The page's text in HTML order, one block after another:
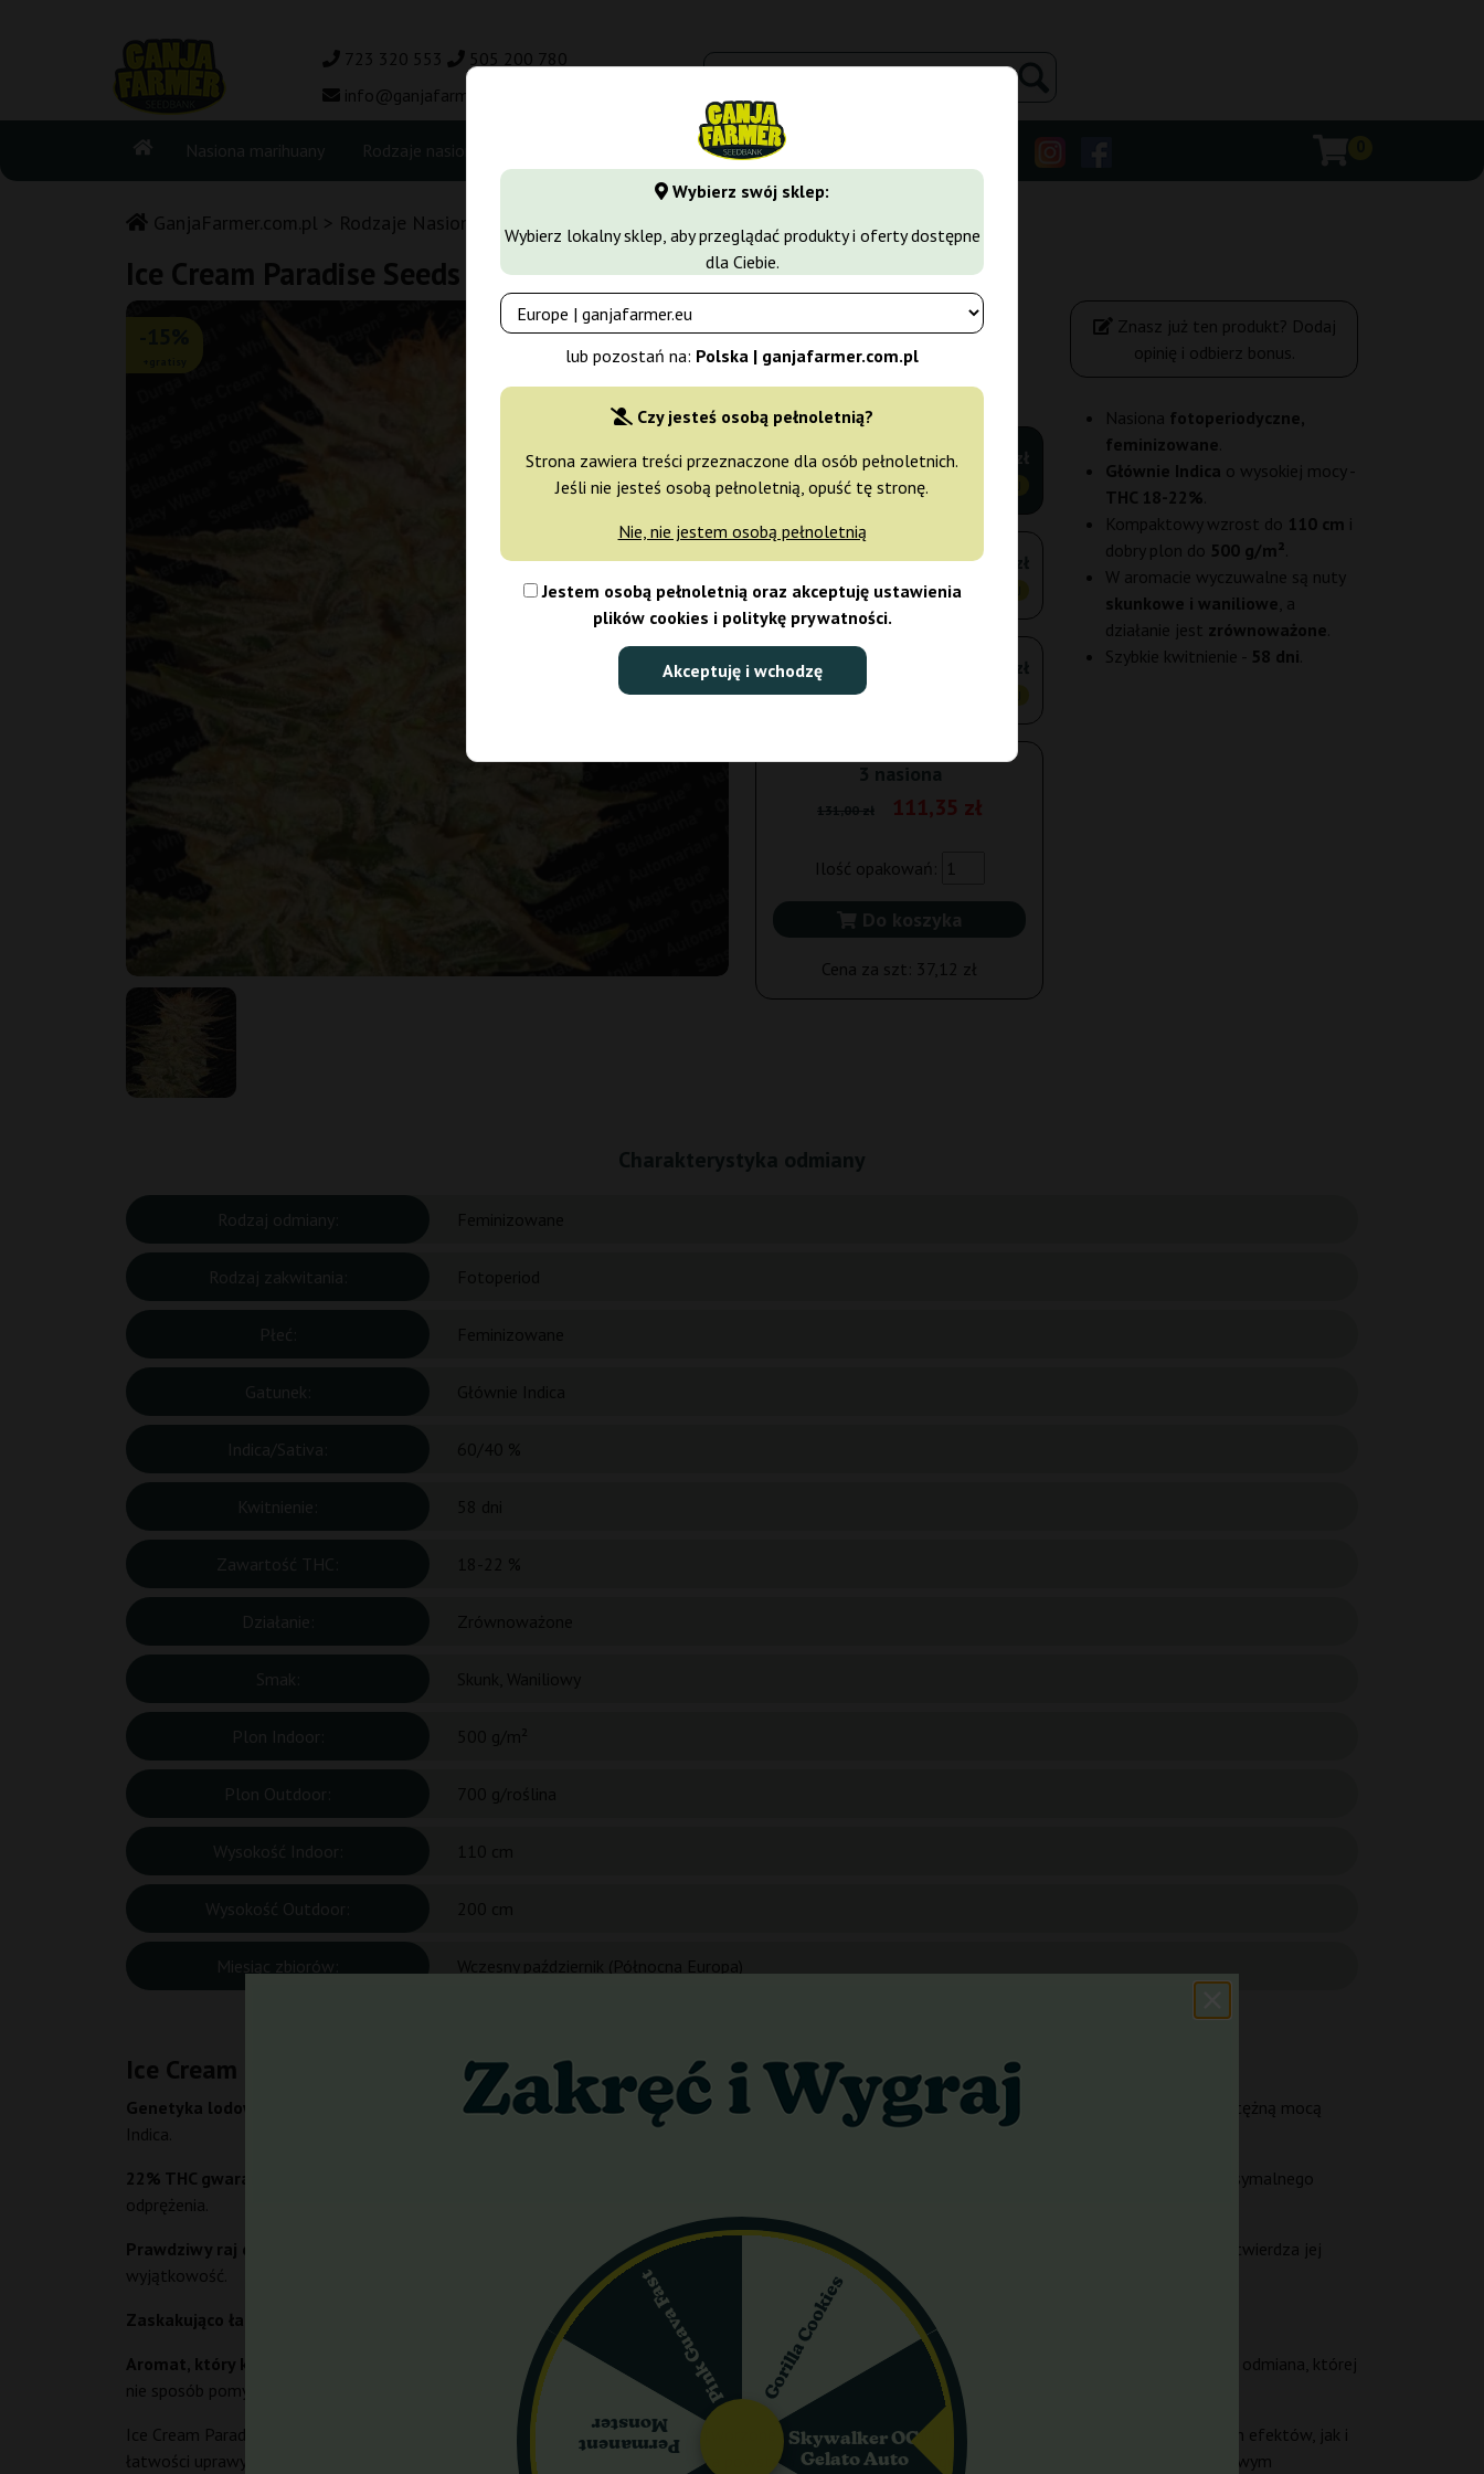
Wybierz swój sklep:
Wybierz lokalny sklep, aby przeglądać produkty i oferty dostępne
dla Ciebie.
lub pozostań na: Polska | ganjafarmer.com.pl
Czy jesteś osobą pełnoletnią?
Strona zawiera treści przeznaczone dla osób pełnoletnich.
Jeśli nie jesteś osobą pełnoletnią, opuść tę stronę.
Nie, nie jestem osobą pełnoletnią
Jestem osobą pełnoletnią oraz akceptuję ustawienia
plików cookies i politykę prywatności.
Akceptuję i wchodzę
723 320 553
505 200 780
info@ganjafarmer.com.pl
Nasiona marihuany Rodzaje nasion Odmiany marihuany
GanjaFarmer.com.pl Rodzaje Nasion Marihuany
Ice Cream Paradise Seeds
Paradise Seeds
3 nasiona
Wysyłka 3-7 dni
111,35 zł
5 nasion
Wysyłka 3-7 dni
174,25 zł
15% TANIEJ
10 nasion
Wysyłka 3-7 dni
313,65 zł
3 nasiona
131,00 zł 111,35 zł
Ilość opakowań:
Do koszyka
Cena za szt: 37,12 zł
Znasz już ten produkt? Dodaj
opinię i odbierz bonus.
Nasiona fotoperiodyczne,
feminizowane
Głównie Indica o wysokiej mocy -
THC 18-22%
Kompaktowy wzrost do 110 cm i
dobry plon do 500 g/m²
W aromacie wyczuwalne są nuty
skunkowe i waniliowe , a
działanie jest zrównoważone
Szybkie kwitnienie - 58 dni
Charakterystyka odmiany
Rodzaj odmiany:
Rodzaj zakwitania:
Płeć:
Gatunek:
Indica/Sativa:
Kwitnienie:
Zawartość THC:
Działanie:
Smak:
Plon Indoor:
Plon Outdoor:
Wysokość Indoor:
Wysokość Outdoor:
Miesiąc zbiorów:
Ice Cream Paradise Seeds od Paradise Seeds: Główne informacje
Genetyka lodowego deseru.
Ice Cream Paradise Seeds to wyjątkowa hybryda, która łączy w sobie najlepsze cechy słodkich, deserowych odmian z potężną mocą
Indica.
22% THC gwarantowane.
To nie tylko przyjemny smak, ale również niezwykle silne działanie, które docenią doświadczeni koneserzy poszukujący maksymalnego
odprężenia.
Prawdziwy raj dla kolekcjonerów.
Jej unikalny profil terpenowy i rzadka genetyka czynią ją perłą w każdej kolekcji nasion marihuany. Wiele recenzji potwierdza jej
wyjątkowość.
Zaskakująco łatwa w uprawie.
Mimo swojego egzotycznego pochodzenia, ta odmiana jest wyjątkowo odporna na błędy początkujących i choroby.
Aromat, który kradnie show.
Intensywny zapach kremowy, przypominający lody, przełamany nutami tropikalnych owoców i skunka, sprawia, że jest to odmiana, której
nie sposób pomylić z żadną inną.
Ice Cream Paradise Seeds to feminizowane nasiona marihuany, które zostały stworzone z myślą o hodowcach poszukujących zarówno spektakularnych efektów, jak i
łatwości uprawy. Jest to odmiana z dominacją genetyki Indica (około 60%), która powstała ze skrzyżowania legendarnej Gelato z tajemniczym, deserowym
Gorilla Cookies
Skywalker OG
Gelato Auto
Permanent
Monster
Pink Guava Fast